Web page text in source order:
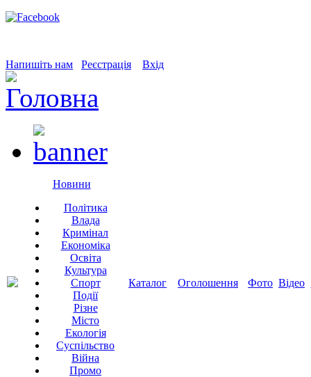
Напишіть нам Реєстрація Вхід
Новини
Політика
Влада
Кримінал
Економіка
Освіта
Культура
Спорт
Події
Різне
Місто
Екологія
Суспільство
Війна
Промо
Каталог Оголошення Фото Відео